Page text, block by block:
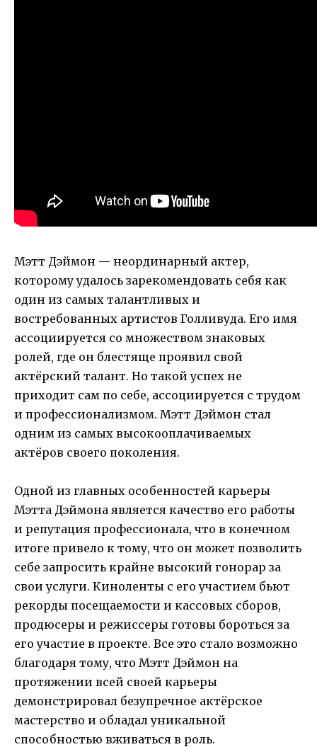
Мэтт Дэймон — неординарный актер,
которому удалось зарекомендовать себя как
один из самых талантливых и
востребованных артистов Голливуда. Его имя
ассоциируется со множеством знаковых
ролей, где он блестяще проявил свой
актёрский талант. Но такой успех не
приходит сам по себе, ассоциируется с трудом
и профессионализмом. Мэтт Дэймон стал
одним из самых высокооплачиваемых
актёров своего поколения.
Одной из главных особенностей карьеры
Мэтта Дэймона является качество его работы
и репутация профессионала, что в конечном
итоге привело к тому, что он может позволить
себе запросить крайне высокий гонорар за
свои услуги. Киноленты с его участием бьют
рекорды посещаемости и кассовых сборов,
продюсеры и режиссеры готовы бороться за
его участие в проекте. Все это стало возможно
благодаря тому, что Мэтт Дэймон на
протяжении всей своей карьеры
демонстрировал безупречное актёрское
мастерство и обладал уникальной
способностью вживаться в роль.